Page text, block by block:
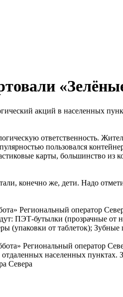
акций в населенных
ответственность.
пользовался
карты, большинство из
конечно же, дети. Надо
Региональный оператор
ПЭТ-бутылки (прозрачные от
(упаковки от таблеток);
Региональный оператор
населенных
Севера